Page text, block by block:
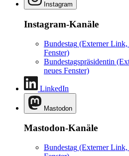
Instagram
Instagram-Kanäle
Bundestag (Externer
Fenster)
Bundestagspräsidentin
neues Fenster)
LinkedIn
Mastodon
Mastodon-Kanäle
Bundestag (Externer